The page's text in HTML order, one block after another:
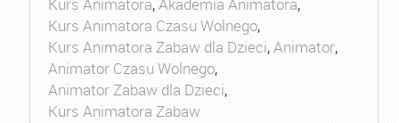
Kurs Animatora Czasu Wolnego,
Kurs Animatora Zabaw dla Dzieci,Animator,
Animator Czasu Wolnego,
Animator Zabaw dla Dzieci,
Kurs Animatora Zabaw